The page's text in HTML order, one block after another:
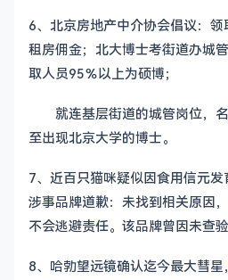
6、北京房地产中介协会倡议：
租房佣金；北大博士考街道办城
取人员95％以上为硕博；
就连基层街道的城管岗位，名
至出现北京大学的博士。
7、近百只猫咪疑似因食用信元发
涉事品牌道歉：未找到相关原因
不会逃避责任。该品牌曾因未查验
8、哈勃望远镜确认迄今最大彗